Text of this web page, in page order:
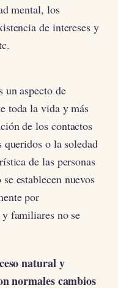
mental, los
de intereses y
aspecto de
toda la vida y más
de los contactos
queridos o la soledad
de las personas
establecen nuevos
por
familiares no se
natural y
normales cambios